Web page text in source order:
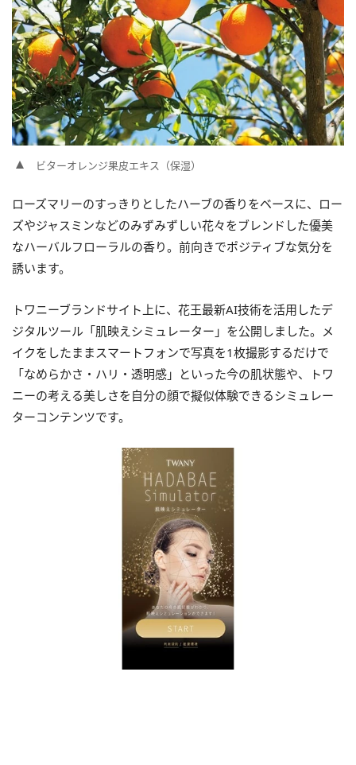
ビターオレンジ果皮エキス（保湿）
ローズマリーのすっきりとしたハーブの香りをベースに、ロー
ズやジャスミンなどのみずみずしい花々をブレンドした優美
なハーバルフローラルの香り。前向きでポジティブな気分を
誘います。
トワニーブランドサイト上に、花王最新AI技術を活用したデ
ジタルツール「肌映えシミュレーター」を公開しました。メ
イクをしたままスマートフォンで写真を1枚撮影するだけで
「なめらかさ・ハリ・透明感」といった今の肌状態や、トワ
ニーの考える美しさを自分の顔で擬似体験できるシミュレー
ターコンテンツです。